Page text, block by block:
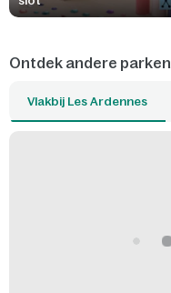
Ontdek andere parken
Vlakbij Les Ardennes